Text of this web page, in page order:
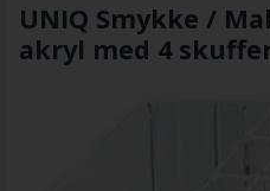
UNIQ Smykke /
akryl med 4 skuffer